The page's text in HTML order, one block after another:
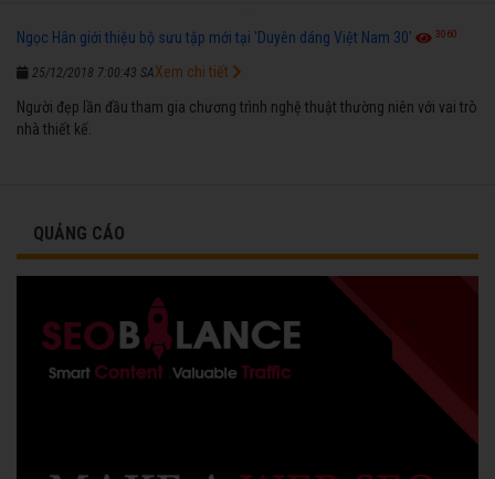
Ngọc Hân giới thiệu bộ sưu tập mới tại 'Duyên dáng Việt Nam 30' 3060
25/12/2018 7:00:43 SA
Người đẹp lần đầu tham gia chương trình nghệ thuật thường niên với vai trò
nhà thiết kế.
Xem chi tiết
QUẢNG CÁO